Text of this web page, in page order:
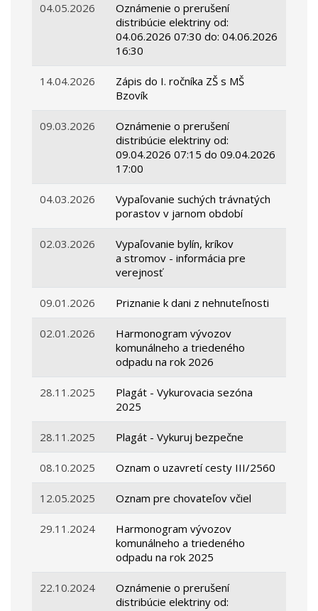
04.05.2026
Oznámenie o prerušení
distribúcie elektriny od:
04.06.2026 07:30 do: 04.06.2026
16:30
14.04.2026
Zápis do I. ročníka ZŠ s MŠ
Bzovík
09.03.2026
Oznámenie o prerušení
distribúcie elektriny od:
09.04.2026 07:15 do 09.04.2026
17:00
04.03.2026
Vypaľovanie suchých trávnatých
porastov v jarnom období
02.03.2026
Vypaľovanie bylín, kríkov
a stromov - informácia pre
verejnosť
09.01.2026 Priznanie k dani z nehnuteľnosti
02.01.2026
Harmonogram vývozov
komunálneho a triedeného
odpadu na rok 2026
28.11.2025
Plagát - Vykurovacia sezóna
2025
28.11.2025 Plagát - Vykuruj bezpečne
08.10.2025 Oznam o uzavretí cesty III/2560
12.05.2025 Oznam pre chovateľov včiel
29.11.2024
Harmonogram vývozov
komunálneho a triedeného
odpadu na rok 2025
22.10.2024
Oznámenie o prerušení
distribúcie elektriny od: